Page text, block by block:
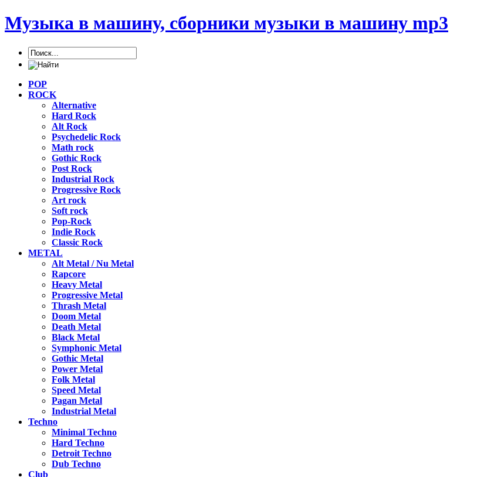
Музыка в машину, сборники музыки в машину mp3
POP
ROCK
Alternative
Hard Rock
Alt Rock
Psychedelic Rock
Math rock
Gothic Rock
Post Rock
Industrial Rock
Progressive Rock
Art rock
Soft rock
Pop-Rock
Indie Rock
Classic Rock
METAL
Alt Metal / Nu Metal
Rapcore
Heavy Metal
Progressive Metal
Thrash Metal
Doom Metal
Death Metal
Black Metal
Symphonic Metal
Gothic Metal
Power Metal
Folk Metal
Speed Metal
Pagan Metal
Industrial Metal
Techno
Minimal Techno
Hard Techno
Detroit Techno
Dub Techno
Club